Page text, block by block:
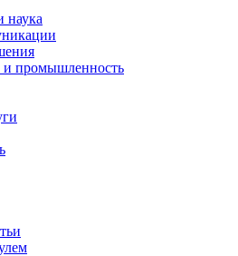
наука
и промышленность